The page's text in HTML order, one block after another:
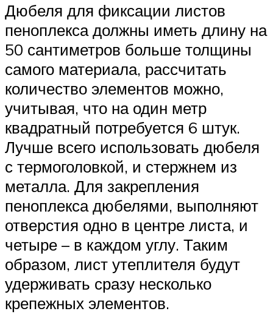
Дюбеля для фиксации листов
пеноплекса должны иметь длину на
50 сантиметров больше толщины
самого материала, рассчитать
количество элементов можно,
учитывая, что на один метр
квадратный потребуется 6 штук.
Лучше всего использовать дюбеля
с термоголовкой, и стержнем из
металла. Для закрепления
пеноплекса дюбелями, выполняют
отверстия одно в центре листа, и
четыре – в каждом углу. Таким
образом, лист утеплителя будут
удерживать сразу несколько
крепежных элементов.